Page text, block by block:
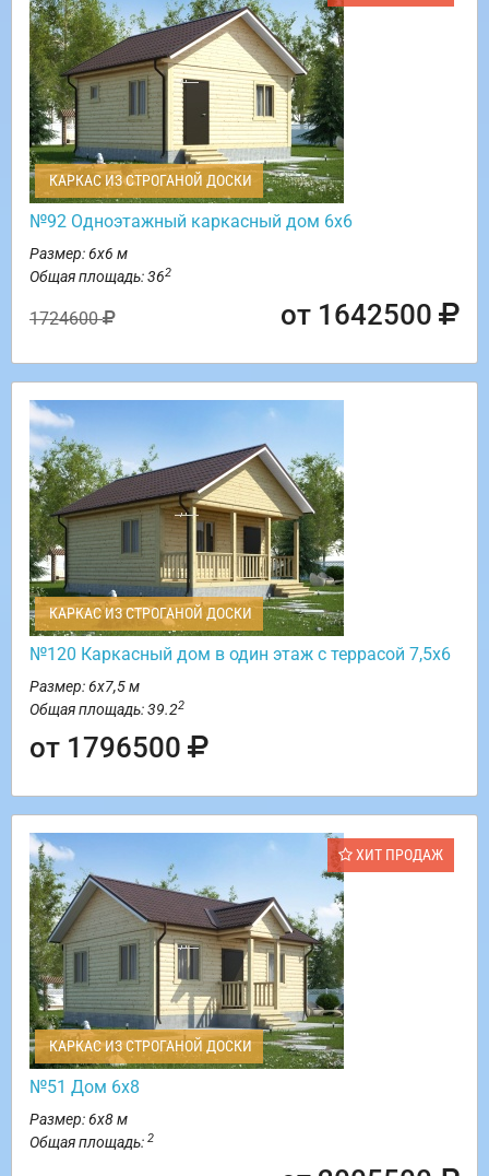
КАРКАС ИЗ СТРОГАНОЙ ДОСКИ
№92 Одноэтажный каркасный дом 6х6
Размер: 6х6 м
Общая площадь: 362
1724600 от 1642500
КАРКАС ИЗ СТРОГАНОЙ ДОСКИ
№120 Каркасный дом в один этаж с террасой 7,5х6
Размер: 6х7,5 м
Общая площадь: 39.22
от 1796500
ХИТ ПРОДАЖ
КАРКАС ИЗ СТРОГАНОЙ ДОСКИ
№51 Дом 6х8
Размер: 6х8 м
Общая площадь: 2